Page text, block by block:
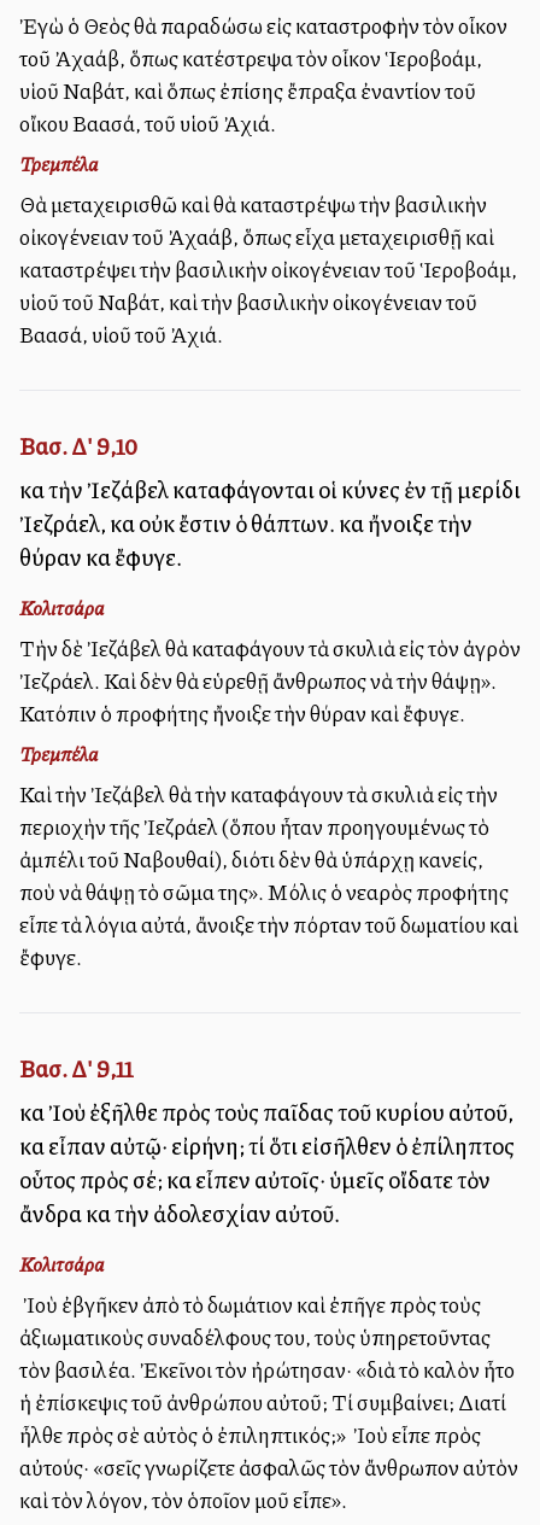
Ἐγὼ ὁ Θεὸς θὰ παραδώσω εἰς καταστροφὴν τὸν οἶκον
τοῦ Ἀχαάβ, ὅπως κατέστρεψα τὸν οἶκον Ἱεροβοάμ,
υἱοῦ Ναβάτ, καὶ ὅπως ἐπίσης ἔπραξα ἐναντίον τοῦ
οἴκου Βαασά, τοῦ υἱοῦ Ἀχιά.
Τρεμπέλα
Θὰ μεταχειρισθῶ καὶ θὰ καταστρέψω τὴν βασιλικὴν
οἰκογένειαν τοῦ Ἀχαάβ, ὅπως εἶχα μεταχειρισθῇ καὶ
καταστρέψει τὴν βασιλικὴν οἰκογένειαν τοῦ Ἱεροβοάμ,
υἱοῦ τοῦ Ναβάτ, καὶ τὴν βασιλικὴν οἰκογένειαν τοῦ
Βαασά, υἱοῦ τοῦ Ἀχιά.
Βασ. Δ' 9,10
καὶ τὴν Ἰεζάβελ καταφάγονται οἱ κύνες ἐν τῇ μερίδι
Ἰεζράελ, καὶ οὐκ ἔστιν ὁ θάπτων. καὶ ἤνοιξε τὴν
θύραν καὶ ἔφυγε.
Κολιτσάρα
Τὴν δὲ Ἰεζάβελ θὰ καταφάγουν τὰ σκυλιὰ εἰς τὸν ἀγρὸν
Ἰεζράελ. Καὶ δὲν θὰ εὑρεθῇ ἄνθρωπος νὰ τὴν θάψῃ».
Κατόπιν ὁ προφήτης ἤνοιξε τὴν θύραν καὶ ἔφυγε.
Τρεμπέλα
Καὶ τὴν Ἰεζάβελ θὰ τὴν καταφάγουν τὰ σκυλιὰ εἰς τὴν
περιοχὴν τῆς Ἰεζράελ (ὅπου ἦταν προηγουμένως τὸ
ἀμπέλι τοῦ Ναβουθαί), διότι δὲν θὰ ὑπάρχῃ κανείς,
ποὺ νὰ θάψῃ τὸ σῶμα της». Μόλις ὁ νεαρὸς προφήτης
εἶπε τὰ λόγια αὐτά, ἄνοιξε τὴν πόρταν τοῦ δωματίου καὶ
ἔφυγε.
Βασ. Δ' 9,11
καὶ Ἰοὺ ἐξῆλθε πρὸς τοὺς παῖδας τοῦ κυρίου αὐτοῦ,
καὶ εἶπαν αὐτῷ· εἰρήνη; τί ὅτι εἰσῆλθεν ὁ ἐπίληπτος
οὗτος πρὸς σέ; καὶ εἶπεν αὐτοῖς· ὑμεῖς οἴδατε τὸν
ἄνδρα καὶ τὴν ἀδολεσχίαν αὐτοῦ.
Κολιτσάρα
Ὁ Ἰοὺ ἐβγῆκεν ἀπὸ τὸ δωμάτιον καὶ ἐπῆγε πρὸς τοὺς
ἀξιωματικοὺς συναδέλφους του, τοὺς ὑπηρετοῦντας
τὸν βασιλέα. Ἐκεῖνοι τὸν ἠρώτησαν· «διὰ τὸ καλὸν ἦτο
ἡ ἐπίσκεψις τοῦ ἀνθρώπου αὐτοῦ; Τί συμβαίνει; Διατί
ἦλθε πρὸς σὲ αὐτὸς ὁ ἐπιληπτικός;» Ὁ Ἰοὺ εἶπε πρὸς
αὐτούς· «σεῖς γνωρίζετε ἀσφαλῶς τὸν ἄνθρωπον αὐτὸν
καὶ τὸν λόγον, τὸν ὁποῖον μοῦ εἶπε».